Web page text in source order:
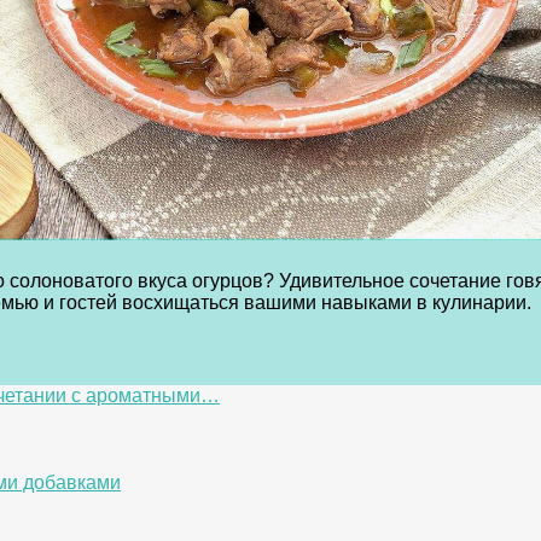
вкуса огурцов? Удивительное сочетание
и гостей восхищаться вашими навыками в кулинарии.
с ароматными…
добавками